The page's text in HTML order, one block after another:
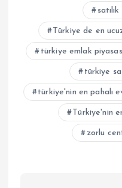
Türkiye de en
türkiye emlak
türkiye
türkiye'nin en pahalı
Türkiye'nin
zorlu